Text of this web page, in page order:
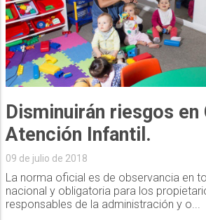
Disminuirán riesgos en
Atención Infantil.
09 de julio de 2018
La norma oficial es de observancia en
nacional y obligatoria para los
responsables de la administración y o...